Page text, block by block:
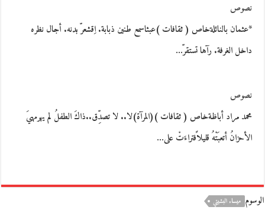
نصوص
*عثمان بالنائلةخاص ( ثقافات )عبثاسمع طنين ذبابة. اِقشعرّ بدنه. أجال نظره
داخل الغرفة. رآها تستقرّ…
نصوص
محمد مراد أباظةخاص ( ثقافات )(المرآة)لا.. لا تصدِّق..ذاكَ الطفلُ لم يهرمهيَ
الأحزانُ أتعبَتْهُ قليلاًفتراءَتْ على…
الوسوم ميساء البشيتي